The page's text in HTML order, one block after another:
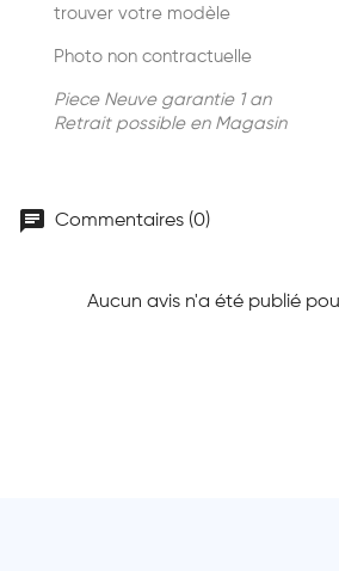
trouver votre modèle
Photo non contractuelle
Piece Neuve garantie 1 an
Retrait possible en Magasin
chat Commentaires (0)
Aucun avis n'a été publié